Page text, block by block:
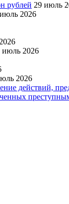
рублей 29 июль
2026
июль 2026
2026
действий,